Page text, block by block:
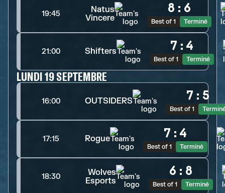
19:45
Natus
Vincere
8 : 6
Best of 1 Terminé
21:00 Shifters 7 : 4
Best of 1 Terminé
LUNDI 19 SEPTEMBRE
16:00 OUTSIDERS 7 : 5
Best of 1
17:15 Rogue 7 : 4
Best of 1 Terminé
18:30
Wolves
Esports
6 : 8
Best of 1 Terminé